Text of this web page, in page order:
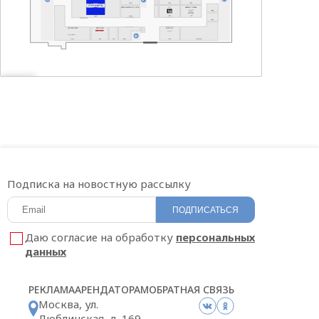
HOOKAH PLACE SOKOLOV
САЛОН МЕГАФОН | YOTA t 2 АЙКРАФТ ОПТИКА
БИGOODИ
РЕКЛАМААРЕНДАТОРАМОБРАТНАЯ СВЯЗЬ
Москва, ул.
Подписка на новостную рассылку
ПОДПИСАТЬСЯ
Даю согласие на обработку персональных
данных